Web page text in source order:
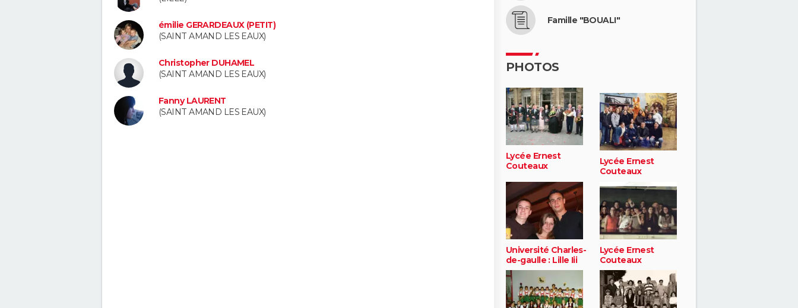
émilie GERARDEAUX (PETIT)
(SAINT AMAND LES EAUX)
Christopher DUHAMEL
(SAINT AMAND LES EAUX)
Fanny LAURENT
(SAINT AMAND LES EAUX)
Famille "BOUALI"
PHOTOS
Lycée Ernest
Couteaux
Lycée Ernest
Couteaux
Université Charles-
de-gaulle : Lille Iii
Lycée Ernest
Couteaux